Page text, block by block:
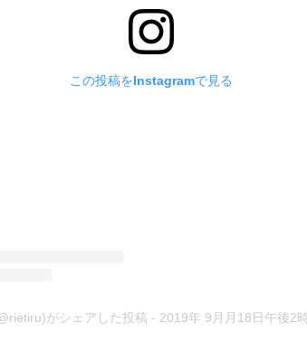
この投稿をInstagramで見る
がシェアした投稿 - 2019年 9月月18日午後2